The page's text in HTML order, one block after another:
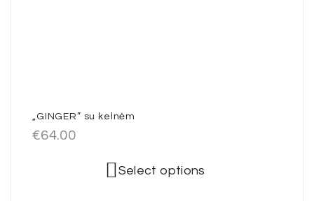
„GINGER” su kelnėm
€64.00
Select options